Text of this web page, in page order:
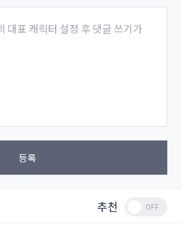
대표 캐릭터 설정 후 댓글 쓰기가
등록
추천